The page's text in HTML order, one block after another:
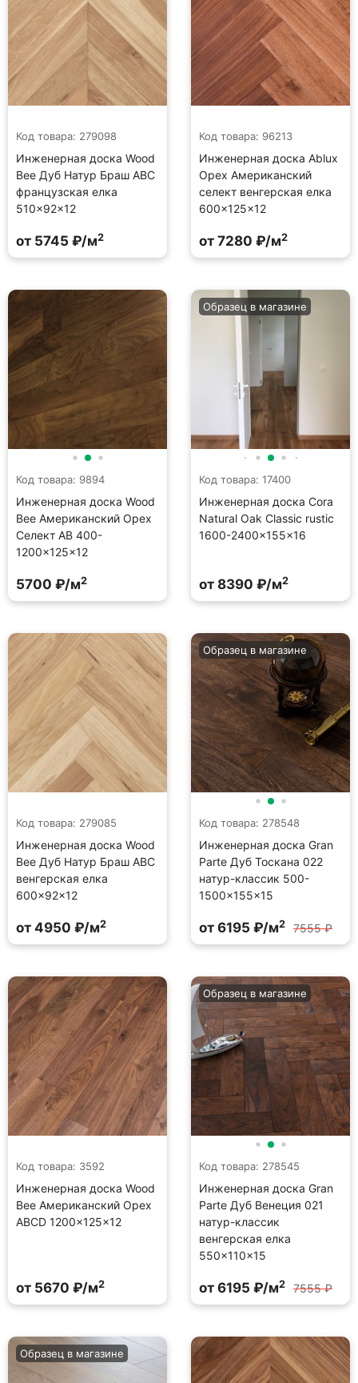
Код товара: 279098
Инженерная доска Wood
Bee Дуб Натур Браш ABC
французская елка
510×92×12
от 5745 ₽/м2
Код товара: 96213
Инженерная доска Ablux
Орех Американский
селект венгерская елка
600×125×12
от 7280 ₽/м2
Код товара: 9894
Инженерная доска Wood
Bee Американский Орех
Селект AB 400-
1200×125×12
5700 ₽/м2
Код товара: 17400
Инженерная доска Cora
Natural Oak Classic rustic
1600-2400×155×16
Образец в магазине
от 8390 ₽/м2
Код товара: 279085
Инженерная доска Wood
Bee Дуб Натур Браш ABC
венгерская елка
600×92×12
от 4950 ₽/м2
Код товара: 278548
Инженерная доска Gran
Parte Дуб Тоскана 022
натур-классик 500-
1500×155×15
Образец в магазине
от 6195 ₽/м2 7555 ₽
Код товара: 3592
Инженерная доска Wood
Bee Американский Орех
ABCD 1200×125×12
от 5670 ₽/м2
Код товара: 278545
Инженерная доска Gran
Parte Дуб Венеция 021
натур-классик
венгерская елка
550×110×15
Образец в магазине
от 6195 ₽/м2 7555 ₽
Образец в магазине